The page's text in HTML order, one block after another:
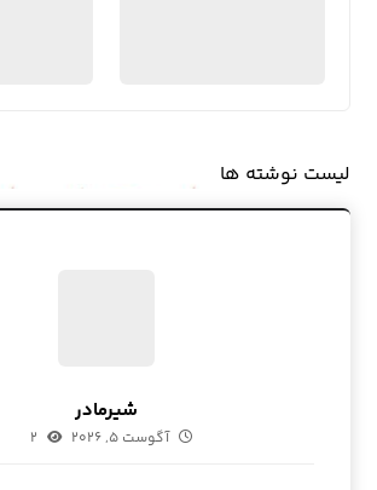
لیست نوشته ها
شیرمادر
آگوست ۵, ۲۰۲۶ ۲